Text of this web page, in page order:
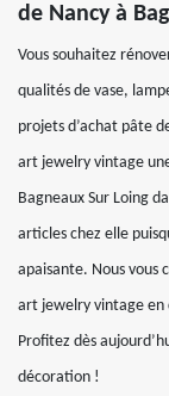
de Nancy à
Vous souhaitez
qualités de vase,
projets d’achat pâte
art jewelry vintage
Bagneaux Sur Loing
articles chez elle
apaisante. Nous vous
art jewelry vintage en
Profitez dès
décoration !